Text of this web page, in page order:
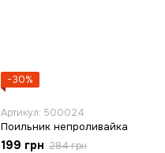
−30%
Артикул: 500024
Поильник непроливайка
199 грн 284 грн